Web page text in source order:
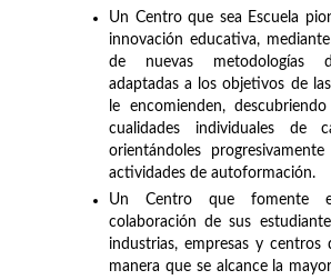
Un Centro que sea Escuela
innovación educativa,
de nuevas metodologías
adaptadas a los objetivos de
le encomienden,
cualidades individuales de
orientándoles
actividades de autoformación.
Un Centro que fomente
colaboración de sus
industrias, empresas y centros
manera que se alcance la